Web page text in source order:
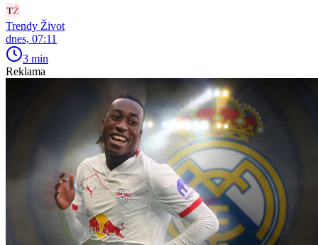
Trendy Život
dnes, 07:11
3 min
Reklama